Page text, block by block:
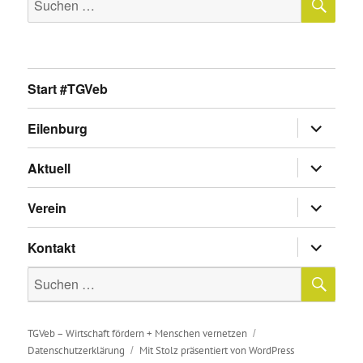
nach:
Start #TGVeb
Eilenburg
anzeigen
Aktuell
anzeigen
Verein
anzeigen
Kontakt
anzeigen
Suche
nach:
TGVeb – Wirtschaft fördern + Menschen vernetzen
Datenschutzerklärung
Mit Stolz präsentiert von WordPress